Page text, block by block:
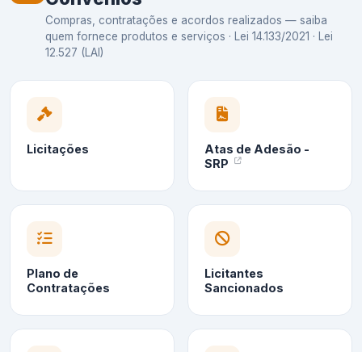
Compras, contratações e acordos realizados — saiba
quem fornece produtos e serviços · Lei 14.133/2021 · Lei
12.527 (LAI)
Licitações
Atas de Adesão -
SRP
Plano de
Contratações
Licitantes
Sancionados